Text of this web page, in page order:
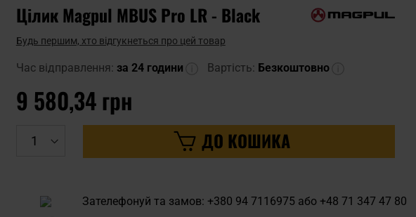
Цілик Magpul MBUS Pro LR - Black
Будь першим, хто відгукнеться про цей товар
Час відправлення: за 24 години Вартість: Безкоштовно
9 580,34 грн
ДО КОШИКА
Зателефонуй та замов: +380 94 7116975 або +48 71 347 47 80